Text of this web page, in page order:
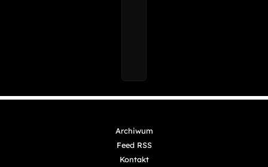
Archiwum
Feed RSS
Kontakt